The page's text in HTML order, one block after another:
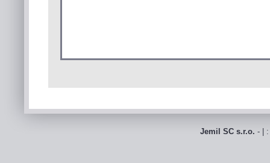
Jemil SC s.r.o. - |